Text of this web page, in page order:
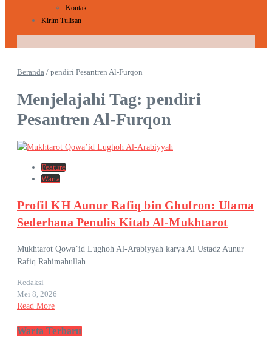
Kontak
Kirim Tulisan
Beranda / pendiri Pesantren Al-Furqon
Menjelajahi Tag: pendiri
Pesantren Al-Furqon
Feature
Warta
Profil KH Aunur Rafiq bin Ghufron: Ulama
Sederhana Penulis Kitab Al-Mukhtarot
Mukhtarot Qowa’id Lughoh Al-Arabiyyah karya Al Ustadz Aunur
Rafiq Rahimahullah...
Redaksi
Mei 8, 2026
Read More
Warta Terbaru